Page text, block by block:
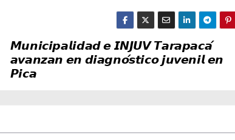
𝙈𝙪𝙣𝙞𝙘𝙞𝙥𝙖𝙡𝙞𝙙𝙖𝙙 𝙚 𝙄𝙉𝙅𝙐𝙑 𝙏𝙖𝙧𝙖𝙥𝙖𝙘𝙖́
𝙖𝙫𝙖𝙣𝙯𝙖𝙣 𝙚𝙣 𝙙𝙞𝙖𝙜𝙣𝙤́𝙨𝙩𝙞𝙘𝙤 𝙟𝙪𝙫𝙚𝙣𝙞𝙡 𝙚𝙣
𝙋𝙞𝙘𝙖